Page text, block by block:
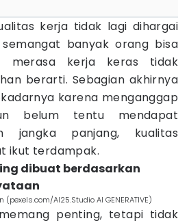
kerja tidak lagi dihargai
banyak orang bisa
merasa kerja keras tidak
berarti. Sebagian akhirnya
karena menganggap
belum tentu mendapat
jangka panjang, kualitas
ikut terdampak.
dibuat berdasarkan
AI25.Studio AI GENERATIVE)
penting, tetapi tidak